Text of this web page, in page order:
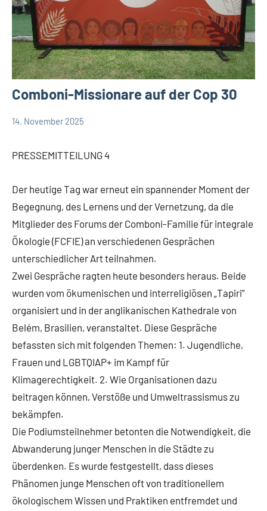
Comboni-Missionare auf der Cop 30
14. November 2025
PRESSEMITTEILUNG 4
Der heutige Tag war erneut ein spannender Moment der
Begegnung, des Lernens und der Vernetzung, da die
Mitglieder des Forums der Comboni-Familie für integrale
Ökologie (FCFIE) an verschiedenen Gesprächen
unterschiedlicher Art teilnahmen.
Zwei Gespräche ragten heute besonders heraus. Beide
wurden vom ökumenischen und interreligiösen „Tapiri”
organisiert und in der anglikanischen Kathedrale von
Belém, Brasilien, veranstaltet. Diese Gespräche
befassten sich mit folgenden Themen: 1. Jugendliche,
Frauen und LGBTQIAP+ im Kampf für
Klimagerechtigkeit. 2. Wie Organisationen dazu
beitragen können, Verstöße und Umweltrassismus zu
bekämpfen.
Die Podiumsteilnehmer betonten die Notwendigkeit, die
Abwanderung junger Menschen in die Städte zu
überdenken. Es wurde festgestellt, dass dieses
Phänomen junge Menschen oft von traditionellem
ökologischem Wissen und Praktiken entfremdet und